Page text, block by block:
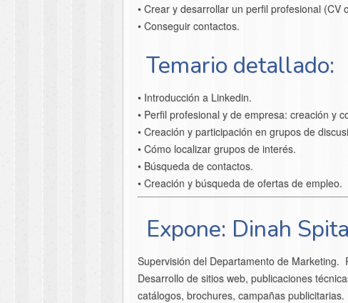
• Crear y desarrollar un perfil profesional (CV
• Conseguir contactos.
Temario detallado:
• Introducción a Linkedin.
• Perfil profesional y de empresa: creación y
• Creación y participación en grupos de
• Cómo localizar grupos de interés.
• Búsqueda de contactos.
• Creación y búsqueda de ofertas de empleo.
Expone: Dinah
Supervisión del Departamento de Marketing.
Desarrollo de sitios web, publicaciones
catálogos, brochures, campañas publicitarias.